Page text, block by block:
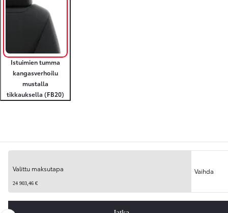
Istuimien tumma
kangasverhoilu
mustalla
tikkauksella (FB20)
Valittu maksutapa
24 903,46 €
VaihdaSeuraava